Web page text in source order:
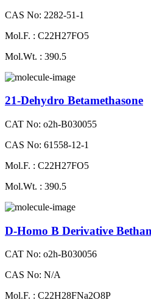
CAS No: 2282-51-1
Mol.F. : C22H27FO5
Mol.Wt. : 390.5
21-Dehydro Betamethasone
CAT No: o2h-B030055
CAS No: 61558-12-1
Mol.F. : C22H27FO5
Mol.Wt. : 390.5
D-Homo B Derivative
CAT No: o2h-B030056
CAS No: N/A
Mol.F. : C22H28FNa2O8P